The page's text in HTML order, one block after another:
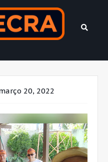
20, 2022